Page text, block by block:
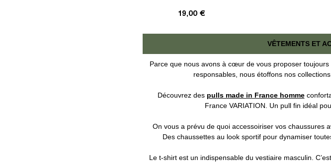
19,00 €
VÊTEMENTS ET
Parce que nous avons à cœur de vous proposer
responsables, nous étoffons nos
Découvrez des pulls made in France homme
France VARIATION. Un pull fin idéal
On vous a prévu de quoi accessoiriser vos chaussures
Des chaussettes au look sportif pour dynamiser
Le t-shirt est un indispensable du vestiaire masculin.